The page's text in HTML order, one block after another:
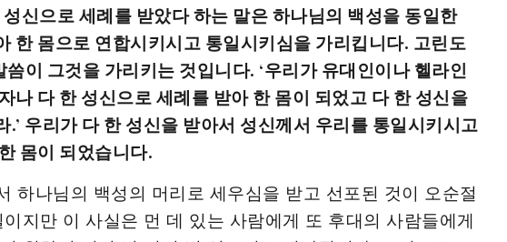
성신으로 세례를 받았다 하는 말은 하나님의 백성을 동일한
한 몸으로 연합시키시고 통일시키심을 가리킵니다. 고린도
씀이 그것을 가리키는 것입니다. ‘우리가 유대인이나 헬라인
나 다 한 성신으로 세례를 받아 한 몸이 되었고 다 한 성신을
.’ 우리가 다 한 성신을 받아서 성신께서 우리를 통일시키시고
몸이 되었습니다.
하나님의 백성의 머리로 세우심을 받고 선포된 것이 오순절
지만 이 사실은 먼 데 있는 사람에게 또 후대의 사람들에게